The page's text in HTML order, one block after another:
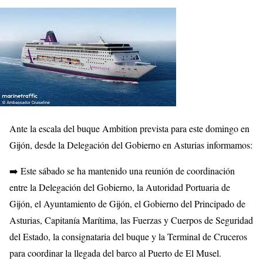
Ante la escala del buque Ambition prevista para este domingo en
Gijón, desde la Delegación del Gobierno en Asturias informamos:
➡️ Este sábado se ha mantenido una reunión de coordinación
entre la Delegación del Gobierno, la Autoridad Portuaria de
Gijón, el Ayuntamiento de Gijón, el Gobierno del Principado de
Asturias, Capitanía Marítima, las Fuerzas y Cuerpos de Seguridad
del Estado, la consignataria del buque y la Terminal de Cruceros
para coordinar la llegada del barco al Puerto de El Musel.